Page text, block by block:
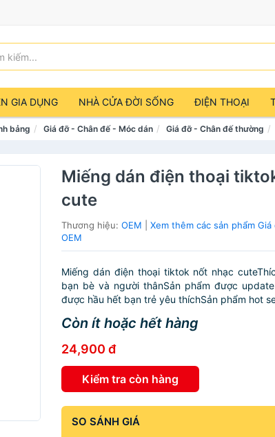
GIA DỤNG NHÀ CỬA ĐỜI SỐNG ĐIỆN THOẠI
bảng Giá đỡ - Chân đế - Móc dán Giá đỡ - Chân đế thường
Miếng dán điện thoại
cute
Thương hiệu:OEM |Xem thêm các sản phẩm
OEM
Miếng dán điện thoại tiktok nốt nhạc
bạn bè và người thânSản phẩm được
được hầu hết bạn trẻ yêu thíchSản phẩm hot
Còn ít hoặc hết hàng
24,900 đ
Kiểm tra còn hàng
SO SÁNH GIÁ